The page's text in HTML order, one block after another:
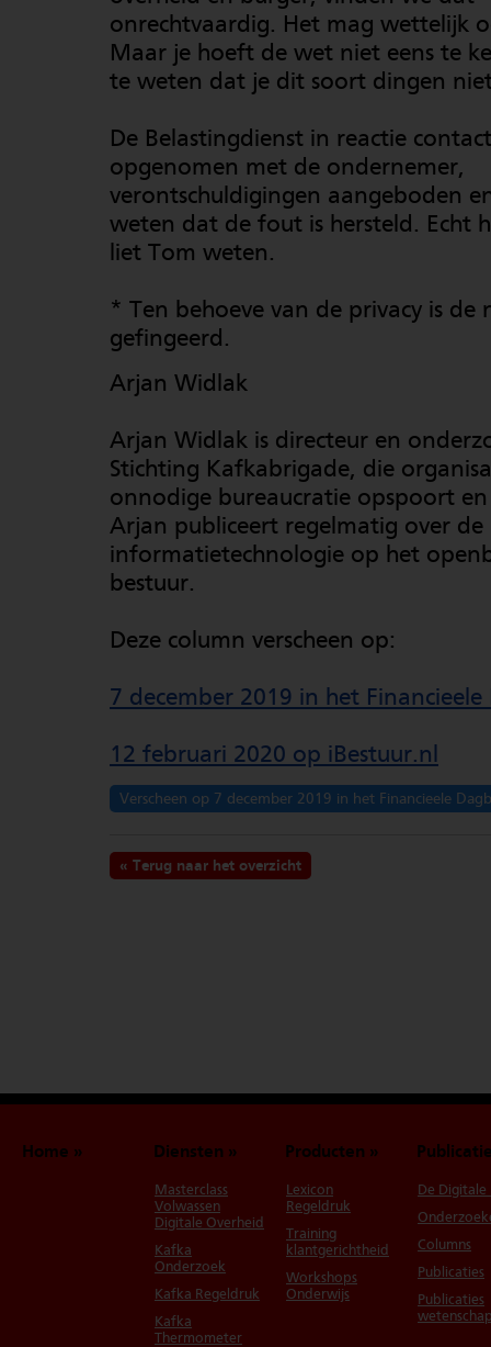
onrechtvaardig. Het mag wettelijk
Maar je hoeft de wet niet eens te
te weten dat je dit soort dingen
De Belastingdienst in reactie contact
opgenomen met de ondernemer,
verontschuldigingen aangeboden
weten dat de fout is hersteld. Echt
liet Tom weten.
* Ten behoeve van de privacy is de
gefingeerd.
Arjan Widlak
Arjan Widlak is directeur en
Stichting Kafkabrigade, die
onnodige bureaucratie opspoort
Arjan publiceert regelmatig over
informatietechnologie op het
bestuur.
Deze column verscheen op:
7 december 2019 in het
12 februari 2020 op iBestuur.nl
Verscheen op 7 december 2019 in het Financieele
Terug naar het overzicht
Home Diensten
Masterclass
Volwassen
Digitale Overheid
Kafka
Onderzoek
Kafka Regeldruk
Kafka
Thermometer
Producten
Lexicon
Regeldruk
Training
klantgerichtheid
Workshops
Onderwijs
De Digitale
Columns
Publicaties
Publicaties